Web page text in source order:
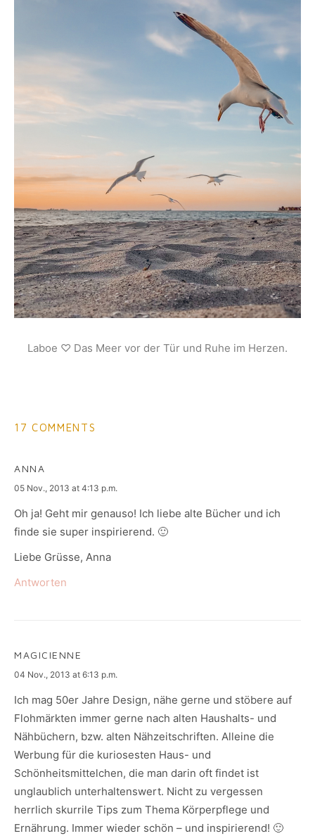
Laboe ♡ Das Meer vor der Tür und Ruhe im Herzen.
17 COMMENTS
ANNA
says:
05 Nov., 2013 at 4:13 p.m.
Oh ja! Geht mir genauso! Ich liebe alte Bücher und ich
finde sie super inspirierend. 🙂
Liebe Grüsse, Anna
Antworten
MAGICIENNE
says:
04 Nov., 2013 at 6:13 p.m.
Ich mag 50er Jahre Design, nähe gerne und stöbere auf
Flohmärkten immer gerne nach alten Haushalts- und
Nähbüchern, bzw. alten Nähzeitschriften. Alleine die
Werbung für die kuriosesten Haus- und
Schönheitsmittelchen, die man darin oft findet ist
unglaublich unterhaltenswert. Nicht zu vergessen
herrlich skurrile Tips zum Thema Körperpflege und
Ernährung. Immer wieder schön – und inspirierend! 🙂